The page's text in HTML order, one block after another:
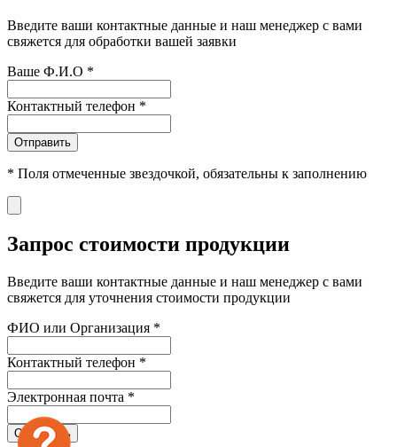
Введите ваши контактные данные и наш менеджер с вами
свяжется для обработки вашей заявки
Ваше Ф.И.О *
Контактный телефон *
Отправить
* Поля отмеченные звездочкой, обязательны к заполнению
Запрос стоимости продукции
Введите ваши контактные данные и наш менеджер с вами
свяжется для уточнения стоимости продукции
ФИО или Организация *
Контактный телефон *
Электронная почта *
Отправить